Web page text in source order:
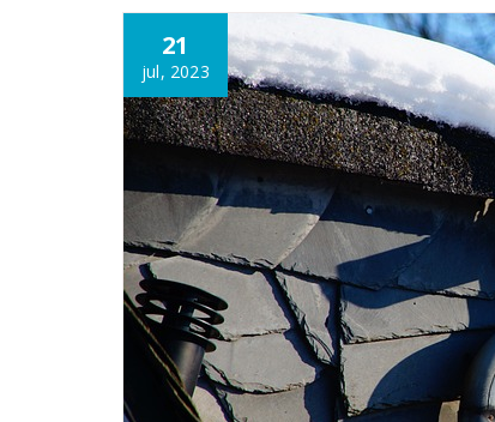
21
jul, 2023
Annonce